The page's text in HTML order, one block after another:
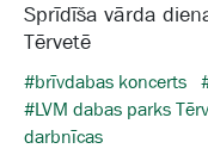
Sprīdīša vārda
Tērvetē
#brīvdabas koncerts
#LVM dabas parks
darbnīcas